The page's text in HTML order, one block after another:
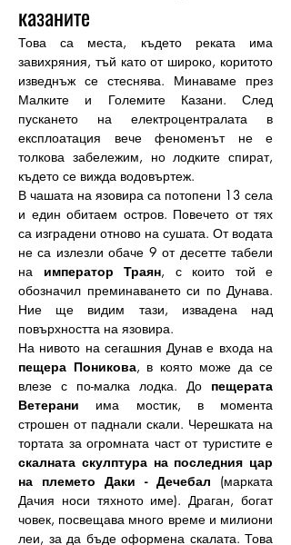
казаните
Това са места, където реката има
завихряния, тъй като от широко, коритото
изведнъж се стеснява. Минаваме през
Малките и Големите Казани. След
пускането на електроцентралата в
експлоатация вече феноменът не е
толкова забележим, но лодките спират,
където се вижда водовъртеж.
В чашата на язовира са потопени 13 села
и един обитаем остров. Повечето от тях
са изградени отново на сушата. От водата
не са излезли обаче 9 от десетте табели
на император Траян, с които той е
обозначил преминаването си по Дунава.
Ние ще видим тази, извадена над
повърхността на язовира.
пещера Поникова, в която може да се
влезе с по-малка лодка. До пещерата
Ветерани има мостик, в момента
строшен от паднали скали. Черешката на
скалната скулптура на последния цар
на племето Даки - Дечебал (марката
Дачия носи тяхното име). Драган, богат
човек, посвещава много време и милиони
леи, за да бъде оформена скалата. Това